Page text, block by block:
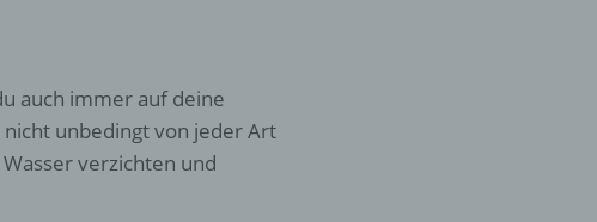
auch immer auf deine
unbedingt von jeder Art
verzichten und
Interessen,